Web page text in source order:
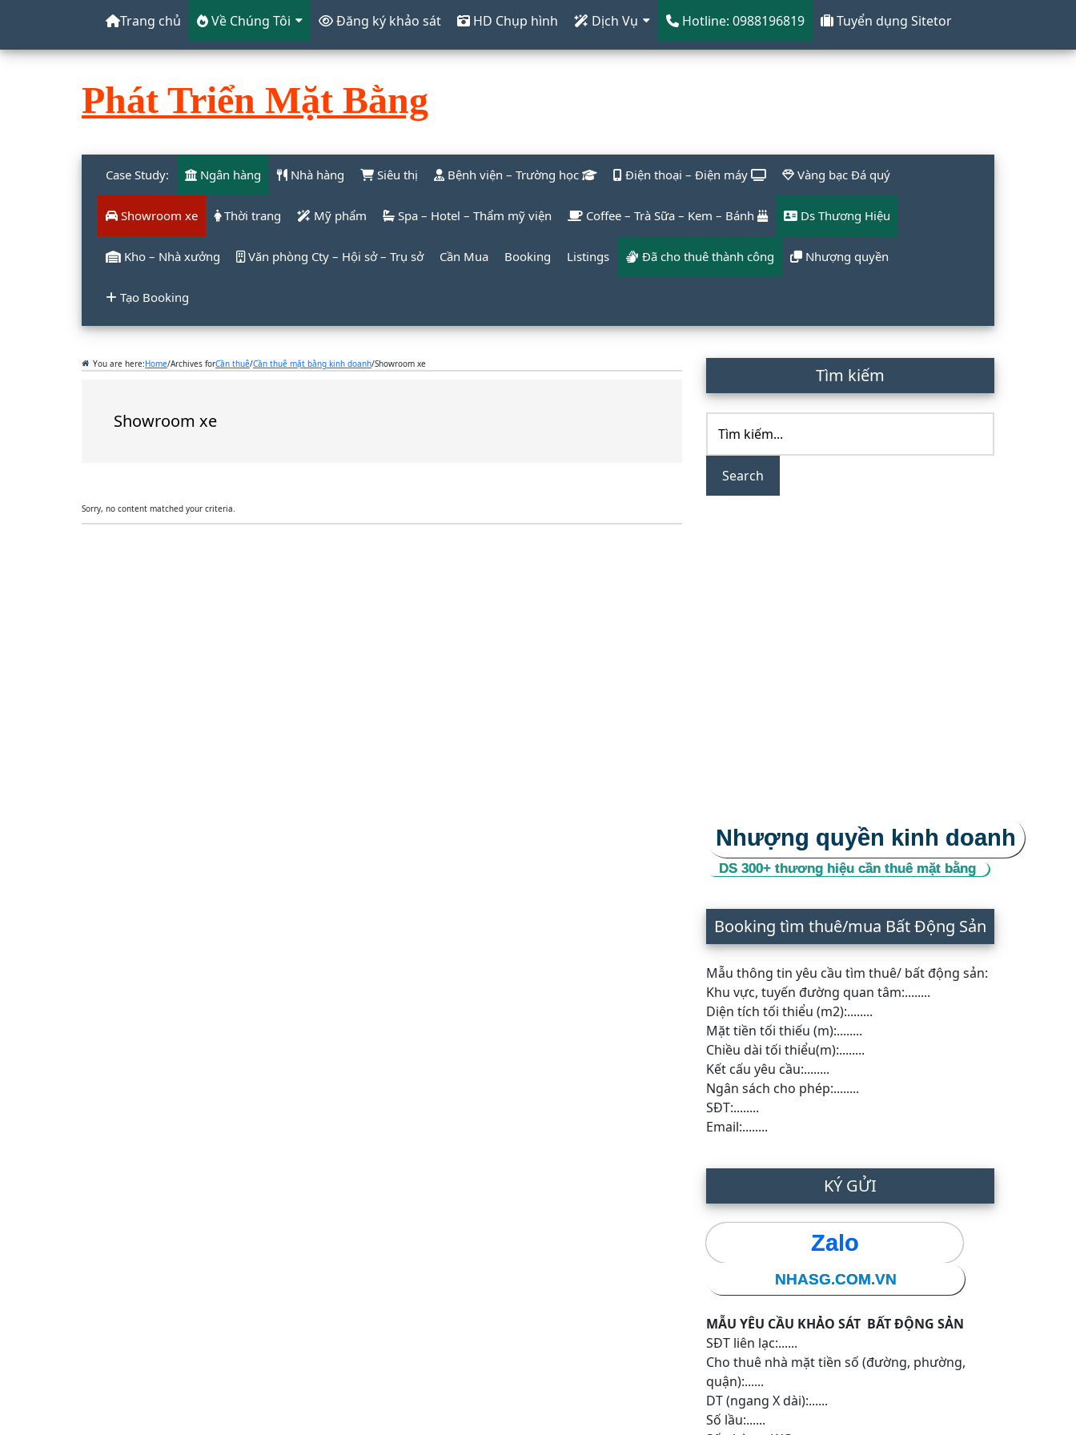
Trang chủ Về Chúng Tôi Đăng ký khảo sát HD Chụp hình Dịch Vụ Hotline: 0988196819 Tuyển dụng Sitetor
Phát Triển Mặt Bằng
Case Study: Ngân hàng Nhà hàng Siêu thị Bệnh viện – Trường học Điện thoại – Điện máy Vàng bạc Đá quý
Showroom xe Thời trang Mỹ phẩm Spa – Hotel – Thẩm mỹ viện Coffee – Trà Sữa – Kem – Bánh Ds Thương Hiệu
Kho – Nhà xưởng Văn phòng Cty – Hội sở – Trụ sở Cần Mua Booking Listings Đã cho thuê thành công Nhượng quyền
Tạo Booking
You are here:Home/Archives forCần thuê/Cần thuê mặt bằng kinh doanh/Showroom xe
Showroom xe
Sorry, no content matched your criteria.
Primary
Tìm kiếm
kiếm...
Nhượng quyền kinh doanh
DS 300+ thương hiệu cần thuê mặt bằng
Booking tìm thuê/mua Bất Động Sản
Mẫu thông tin yêu cầu tìm thuê/ bất động sản:
Khu vực, tuyến đường quan tâm:........
Diện tích tối thiểu (m2):........
Mặt tiền tối thiếu (m):........
Chiều dài tối thiểu(m):........
Kết cấu yêu cầu:........
Ngân sách cho phép:........
SĐT:........
Email:........
KÝ GỬI
Zalo
NHASG.COM.VN
MẪU YÊU CẦU KHẢO SÁT BẤT ĐỘNG SẢN
SĐT liên lạc:......
Cho thuê nhà mặt tiền số (đường, phường,
quận):......
DT (ngang X dài):......
Số lầu:......